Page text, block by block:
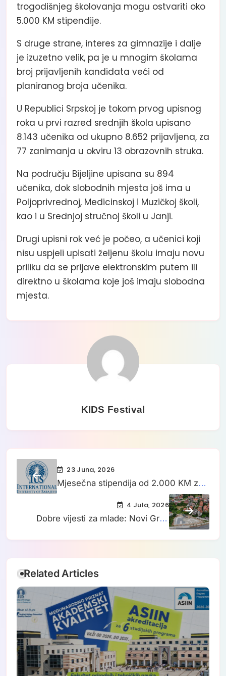
trogodišnjeg školovanja mogu ostvariti oko
5.000 KM stipendije.
S druge strane, interes za gimnazije i dalje
je izuzetno velik, pa je u mnogim školama
broj prijavljenih kandidata veći od
planiranog broja učenika.
U Republici Srpskoj je tokom prvog upisnog
roka u prvi razred srednjih škola upisano
8.143 učenika od ukupno 8.652 prijavljena, za
77 zanimanja u okviru 13 obrazovnih struka.
Na području Bijeljine upisana su 894
učenika, dok slobodnih mjesta još ima u
Poljoprivrednoj, Medicinskoj i Muzičkoj školi,
kao i u Srednjoj stručnoj školi u Janji.
Drugi upisni rok već je počeo, a učenici koji
nisu uspjeli upisati željenu školu imaju novu
priliku da se prijave elektronskim putem ili
direktno u školama koje još imaju slobodna
mjesta.
KIDS Festival
23 Juna, 2026
Mjesečna stipendija od 2.000 KM za
doktorante: Potpisivanje važnog
sporazuma u Sarajevu4 Jula, 2026
Dobre vijesti za mlade: Novi Grad
Related Articles